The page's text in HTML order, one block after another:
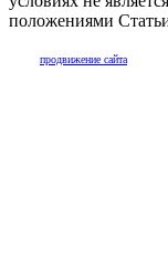
положениями
продвижение сайта